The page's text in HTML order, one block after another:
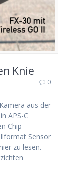
Knie
0
aus der
APS-C
Chip
Sensor
zu lesen.